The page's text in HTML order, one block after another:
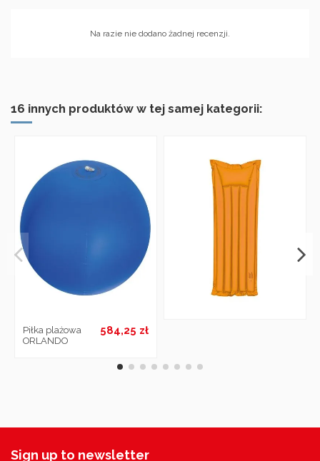
Na razie nie dodano żadnej recenzji.
16 innych produktów w tej samej kategorii:
Piłka plażowa
ORLANDO
584,25 zł
Sign up to newsletter